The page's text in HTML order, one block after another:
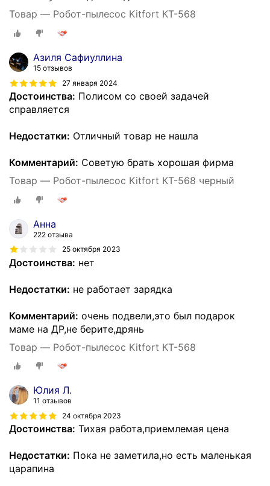
Товар — Робот-пылесос Kitfort КТ-568
Азиля Сафиуллина
15 отзывов
27 января 2024
Достоинства: Полисом со своей задачей
справляется
Недостатки: Отличный товар не нашла
Комментарий: Советую брать хорошая фирма
Товар — Робот-пылесос Kitfort КТ-568 черный
Анна
222 отзыва
25 октября 2023
Достоинства: нет
Недостатки: не работает зарядка
Комментарий: очень подвели,это был подарок
маме на ДР,не берите,дрянь
Товар — Робот-пылесос Kitfort КТ-568
Юлия Л.
11 отзывов
24 октября 2023
Достоинства: Тихая работа,приемлемая цена
Недостатки: Пока не заметила,но есть маленькая
царапина